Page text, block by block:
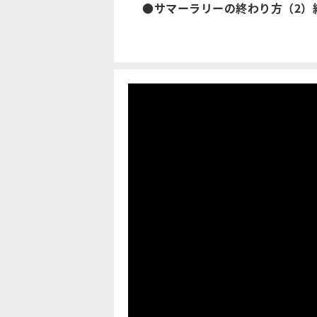
●サマーラリーの終わり方（2）